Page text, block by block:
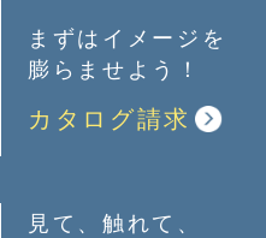
まずはイメージを
膨らませよう！
カタログ請求
見て、触れて、